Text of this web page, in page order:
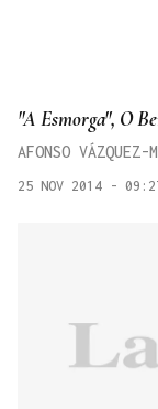
"A Esmorga", O
AFONSO VÁZQUEZ-
25 NOV 2014 -